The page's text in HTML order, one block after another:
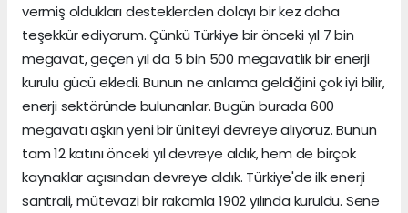
vermiş oldukları desteklerden dolayı bir kez daha
teşekkür ediyorum. Çünkü Türkiye bir önceki yıl 7 bin
megavat, geçen yıl da 5 bin 500 megavatlık bir enerji
kurulu gücü ekledi. Bunun ne anlama geldiğini çok iyi bilir,
enerji sektöründe bulunanlar. Bugün burada 600
megavatı aşkın yeni bir üniteyi devreye alıyoruz. Bunun
tam 12 katını önceki yıl devreye aldık, hem de birçok
kaynaklar açısından devreye aldık. Türkiye'de ilk enerji
santrali, mütevazi bir rakamla 1902 yılında kuruldu. Sene